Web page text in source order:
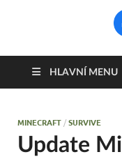
HLAVNÍ MENU
MINECRAFT /SURVIVE
Update